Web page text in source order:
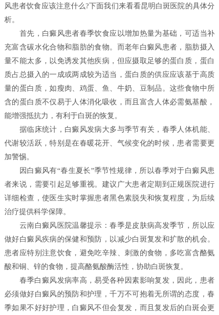
风患者饮食应该注意什么?下面我们来看看昆明白斑医院的具体分
析。
首先，白癜风患者春季饮食应以增加热量为基础，可适当补
充富含碳水化合物和脂肪的食物。而老年白癜风患者，脂肪摄入
量不能太多，以免诱发其他疾病，但应摄取足够的蛋白质，蛋白
质占总摄入的一成或两成较为适当，蛋白质的供应应该基于高质
量的蛋白质，如瘦肉、鸡蛋、鱼、牛奶、豆制品。这些食物中所
含的蛋白质不仅易于人体消化吸收，而且富含人体必需氨基酸，
能增强抵抗力，有利于白斑的恢复。
据临床统计，白癜风发病大多与季节有关，春季人体机能、
代谢较活跃，特别是在春暖花开、气候变化的时候，患者需要更
加警惕。
因白癜风有“春生夏长”季节性规律，所以春季对于白癜风患
者来说，需要引起足够重视。建议广大患者定期到正规医院进行
详细检查，使医生实时掌握患者黑色素脱失和恢复程度，为后续
治疗提供科学保障。
云南白癜风医院温馨提示：春季是皮肤病高发季节，所以应
做好白癜风疾病的保健和预防，以减少白斑复发和扩散的机会。
患者应特别注意饮食，避免吃辛辣、刺激的食物，多吃富含酪氨
酸和铜、锌的食物，提高酪氨酸酶活性，协助白斑恢复。
春季白癜风发病率高，易受各种因素影响复发，因此，患者
必须做好白癜风的预防和护理，千万不可抱着无所谓的态度，春
季如果不好好护理，白癜风不但会复发，而且复发后的白斑会更